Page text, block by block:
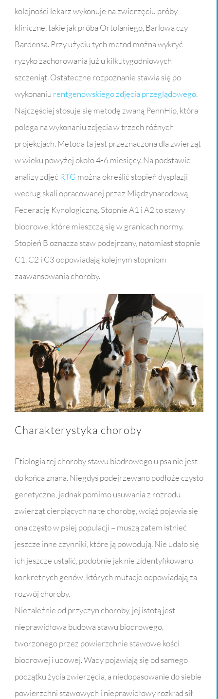
kolejności lekarz wykonuje na zwierzęciu próby
kliniczne, takie jak próba Ortolaniego, Barlowa czy
Bardensa. Przy użyciu tych metod można wykryć
ryzyko zachorowania już u kilkutygodniowych
szczeniąt. Ostateczne rozpoznanie stawia się po
wykonaniu rentgenowskiego zdjęcia przeglądowego.
Najczęściej stosuje się metodę zwaną PennHip, która
polega na wykonaniu zdjęcia w trzech różnych
projekcjach. Metoda ta jest przeznaczona dla zwierząt
w wieku powyżej około 4-6 miesięcy. Na podstawie
analizy zdjęć RTG można określić stopień dysplazji
według skali opracowanej przez Międzynarodową
Federację Kynologiczną. Stopnie A1 i A2 to stawy
biodrowe, które mieszczą się w granicach normy.
Stopień B oznacza staw podejrzany, natomiast stopnie
C1, C2 i C3 odpowiadają kolejnym stopniom
zaawansowania choroby.
Charakterystyka choroby
Etiologia tej choroby stawu biodrowego u psa nie jest
do końca znana. Niegdyś podejrzewano podłoże czysto
genetyczne, jednak pomimo usuwania z rozrodu
zwierząt cierpiących na tę chorobę, wciąż pojawia się
ona często w psiej populacji – muszą zatem istnieć
jeszcze inne czynniki, które ją powodują. Nie udało się
ich jeszcze ustalić, podobnie jak nie zidentyfikowano
konkretnych genów, których mutacje odpowiadają za
rozwój choroby.
Niezależnie od przyczyn choroby, jej istotą jest
nieprawidłowa budowa stawu biodrowego,
tworzonego przez powierzchnie stawowe kości
biodrowej i udowej. Wady pojawiają się od samego
początku życia zwierzęcia, a niedopasowanie do siebie
powierzchni stawowych i nieprawidłowy rozkład sił